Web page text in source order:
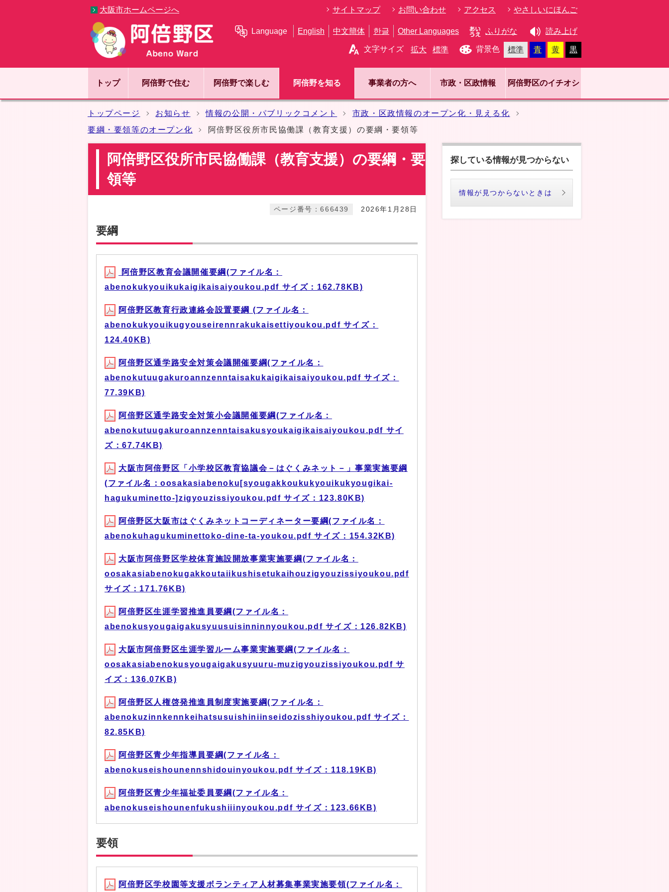
大阪市ホームページへ サイトマップ お問い合わせ アクセス やさしいにほんご
Language English 中文簡体 한글 Other Languages ふりがな 読み上げ
文字サイズ 拡大 標準 背景色 標準 青 黄 黒
トップ 阿倍野で住む 阿倍野で楽しむ 阿倍野を知る 事業者の方へ 市政・区政情報 阿倍野区のイチオシ
トップページ お知らせ 情報の公開・パブリックコメント
市政・区政情報のオープン化・見える化
要綱・要領等のオープン化
阿倍野区役所市民協働課（教育支援）の要綱・要領等
阿倍野区役所市民協働課（教育支援）の要綱・要
領等
2026年1月28日
ページ番号：666439
要綱
阿倍野区教育会議開催要綱(ファイル名：
abenokukyouikukaigikaisaiyoukou.pdf サイズ：162.78KB)
阿倍野区教育行政連絡会設置要綱 (ファイル名：
abenokukyouikugyouseirennrakukaisettiyoukou.pdf サイズ：
124.40KB)
阿倍野区通学路安全対策会議開催要綱(ファイル名：
abenokutuugakuroannzenntaisakukaigikaisaiyoukou.pdf サイズ：
77.39KB)
阿倍野区通学路安全対策小会議開催要綱(ファイル名：
abenokutuugakuroannzenntaisakusyoukaigikaisaiyoukou.pdf サイ
ズ：67.74KB)
大阪市阿倍野区「小学校区教育協議会－はぐくみネット－」事業実施要綱
(ファイル名：oosakasiabenoku[syougakkoukukyouikukyougikai-
hagukuminetto-]zigyouzissiyoukou.pdf サイズ：123.80KB)
阿倍野区大阪市はぐくみネットコーディネーター要綱(ファイル名：
abenokuhagukuminettoko-dine-ta-youkou.pdf サイズ：154.32KB)
大阪市阿倍野区学校体育施設開放事業実施要綱(ファイル名：
oosakasiabenokugakkoutaiikushisetukaihouzigyouzissiyoukou.pdf
サイズ：171.76KB)
阿倍野区生涯学習推進員要綱(ファイル名：
abenokusyougaigakusyuusuisinninnyoukou.pdf サイズ：126.82KB)
大阪市阿倍野区生涯学習ルーム事業実施要綱(ファイル名：
oosakasiabenokusyougaigakusyuuru-muzigyouzissiyoukou.pdf サ
イズ：136.07KB)
阿倍野区人権啓発推進員制度実施要綱(ファイル名：
abenokuzinnkennkeihatsusuishiniinseidozisshiyoukou.pdf サイズ：
82.85KB)
阿倍野区青少年指導員要綱(ファイル名：
abenokuseishounennshidouinyoukou.pdf サイズ：118.19KB)
阿倍野区青少年福祉委員要綱(ファイル名：
abenokuseishounenfukushiiinyoukou.pdf サイズ：123.66KB)
要領
阿倍野区学校園等支援ボランティア人材募集事業実施要領(ファイル名：
探している情報が見つからない
情報が見つからないときは